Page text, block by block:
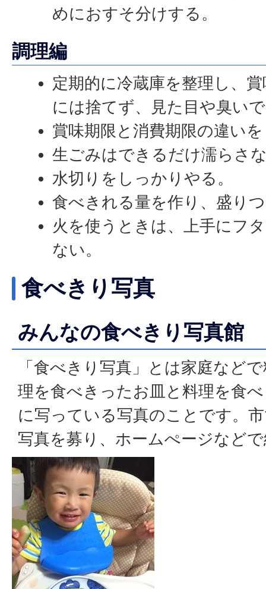
めにおすそ分けする。
調理編
定期的に冷蔵庫を整理し、
には捨てず、見た目や臭い
賞味期限と消費期限の違い
生ごみはできるだけ濡らさ
水切りをしっかりやる。
食べきれる量を作り、盛り
火を使うときは、上手にフ
ない。
食べきり写真
みんなの食べきり写真館
「食べきり写真」とは家庭など
理を食べきったお皿と料理を食
に写っている写真のことです。
写真を募り、ホームぺージなど